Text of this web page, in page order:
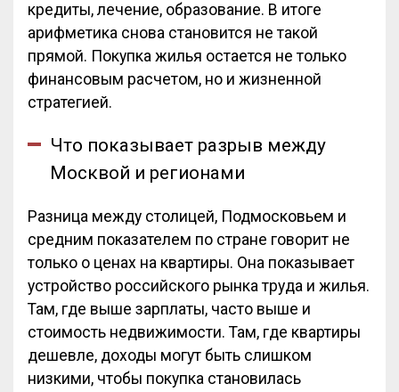
кредиты, лечение, образование. В итоге
арифметика снова становится не такой
прямой. Покупка жилья остается не только
финансовым расчетом, но и жизненной
стратегией.
Что показывает разрыв между
Москвой и регионами
Разница между столицей, Подмосковьем и
средним показателем по стране говорит не
только о ценах на квартиры. Она показывает
устройство российского рынка труда и жилья.
Там, где выше зарплаты, часто выше и
стоимость недвижимости. Там, где квартиры
дешевле, доходы могут быть слишком
низкими, чтобы покупка становилась